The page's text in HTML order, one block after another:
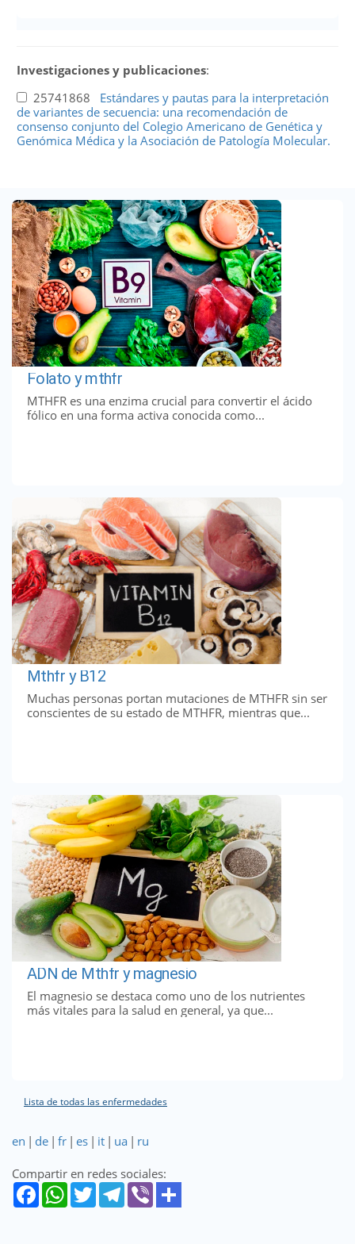
Investigaciones y publicaciones:
25741868 Estándares y pautas para la interpretación
de variantes de secuencia: una recomendación de
consenso conjunto del Colegio Americano de Genética y
Genómica Médica y la Asociación de Patología Molecular.
Folato y mthfr
MTHFR es una enzima crucial para convertir el ácido
fólico en una forma activa conocida como...
Mthfr y B12
Muchas personas portan mutaciones de MTHFR sin ser
conscientes de su estado de MTHFR, mientras que...
ADN de Mthfr y magnesio
El magnesio se destaca como uno de los nutrientes
más vitales para la salud en general, ya que...
Lista de todas las enfermedades
en | de | fr | es | it | ua | ru
Compartir en redes sociales: